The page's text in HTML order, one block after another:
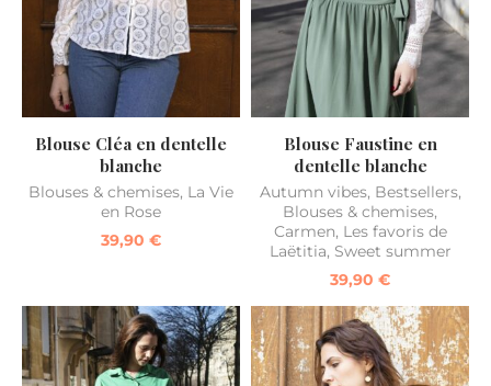
Blouse Cléa en dentelle
blanche
Blouses & chemises, La Vie
en Rose
39,90 €
Blouse Faustine en
dentelle blanche
Autumn vibes, Bestsellers,
Blouses & chemises,
Carmen, Les favoris de
Laëtitia, Sweet summer
39,90 €